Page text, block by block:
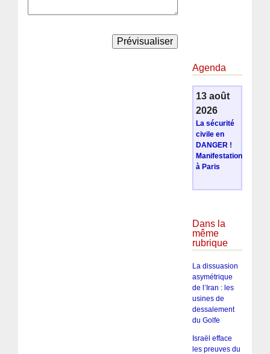
Agenda
13 août
2026
La sécurité
civile en
DANGER !
Manifestation
à Paris
Dans la
même
rubrique
La dissuasion
asymétrique
de l’Iran : les
usines de
dessalement
du Golfe
Israël efface
les preuves du